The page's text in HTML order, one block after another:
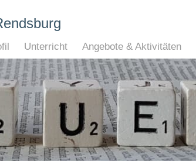
Unterricht Angebote & Aktivitäten